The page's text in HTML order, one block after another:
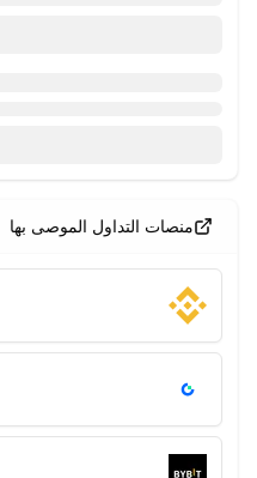
منصات التداول الموصى بها